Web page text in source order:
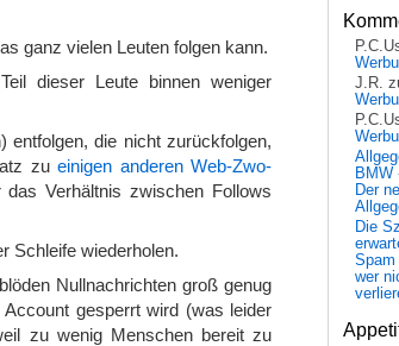
ganz vielen Leuten folgen kann.
dieser Leute binnen weniger
entfolgen, die nicht zurückfolgen,
zu einigen anderen Web-Zwo-
Verhältnis zwischen Follows
Schleife wiederholen.
Nullnachrichten groß genug
Account gesperrt wird (was leider
zu wenig Menschen bereit zu
J.R.
BMW
Der
Die
Spam
wer